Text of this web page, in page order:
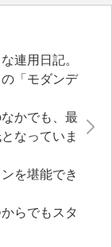
連用日記。
「モダンデ
かでも、最
なっていま
を堪能でき
らでもスタ